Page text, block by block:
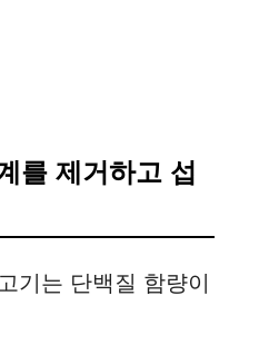
를 제거하고 섭
기는 단백질 함량이